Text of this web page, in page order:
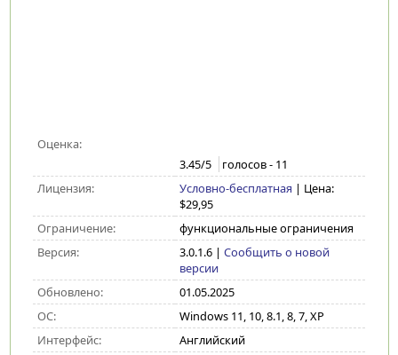
Оценка:
3.45/5 голосов - 11
Лицензия:
Условно-бесплатная | Цена:
$29,95
Ограничение:
функциональные ограничения
Версия:
3.0.1.6| Сообщить о новой
версии
Обновлено:
01.05.2025
ОС:
Windows 11, 10, 8.1, 8, 7, XP
Интерфейс:
Английский